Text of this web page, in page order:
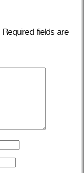
Required fields are